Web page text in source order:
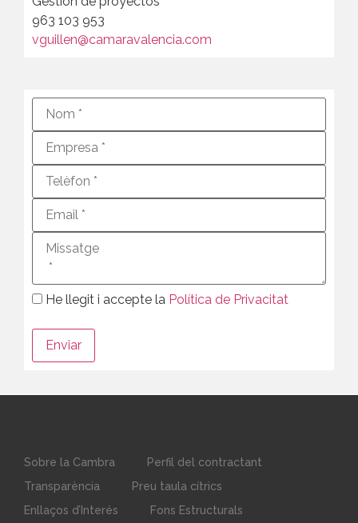
963 103 953
vguillen@camaravalencia.com
He llegit i accepte la Política de Privacitat
Sobre la Cambra
Perfil del contractant
Transparència
Preu taula cítrics
Enllaços d’Interés
Fons Estructurals